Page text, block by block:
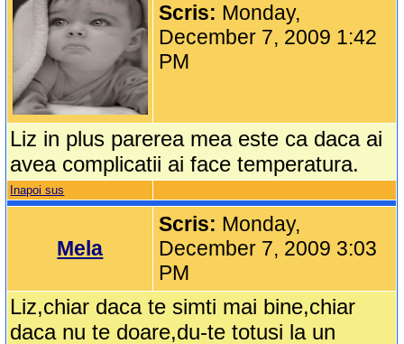
Scris: Monday,
December 7, 2009 1:42
PM
Liz in plus parerea mea este ca daca ai
avea complicatii ai face temperatura.
Inapoi sus
Mela
Scris: Monday,
December 7, 2009 3:03
PM
Liz,chiar daca te simti mai bine,chiar
daca nu te doare,du-te totusi la un